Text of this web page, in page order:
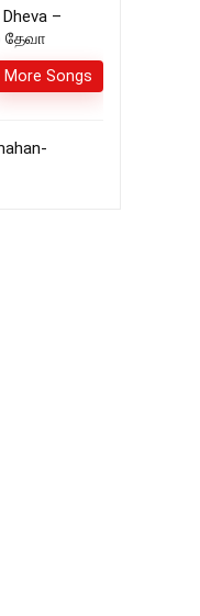
–
தேவா
More Songs